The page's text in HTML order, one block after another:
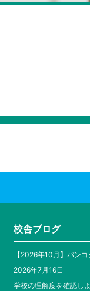
校舎ブログ
【2026年10月】バン
2026年7月16日
学校の理解度を確認し